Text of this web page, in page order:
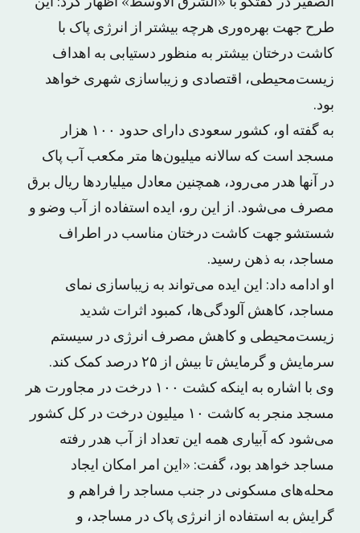
طرح جهت بهره‌وری هرچه بیشتر از انرژی پاک با
کاشت درختان بیشتر به منظور دستیابی به اهداف
زیست‌محیطی، اقتصادی و زیباسازی شهری خواهد
بود.
به گفته او، کشور سعودی دارای حدود ۱۰۰ هزار
مسجد است که سالانه میلیون‌ها متر مکعب آب پاک
در آنها هدر می‌رود، همچنین معادل میلیاردها ریال برق
مصرف می‌شود. از این رو، ایده استفاده از آب وضو و
شستشو جهت کاشت درختان مناسب در اطراف
مساجد، به ذهن رسید.
او ادامه داد: این ایده می‌تواند به زیباسازی نمای
مساجد، کاهش آلودگی‌ها، کمبود اثرات شدید
زیست‌محیطی و کاهش مصرف انرژی در سیستم
سرمایش و گرمایش تا بیش از ۲۵ درصد کمک کند.
وی با اشاره به اینکه کشت ۱۰۰ درخت در مجاورت هر
مسجد منجر به کاشت ۱۰ میلیون درخت در کل کشور
می‌شود که آبیاری همه این تعداد از آب هدر رفته
مساجد خواهد بود، گفت: «این امر امکان ایجاد
محله‌های مسکونی در جنب مساجد را فراهم و
گرایش به استفاده از انرژی پاک در مساجد، و